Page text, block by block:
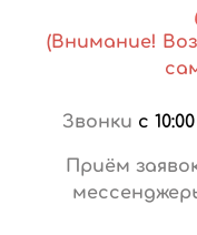
(Внимание!
Звонки с
Приём